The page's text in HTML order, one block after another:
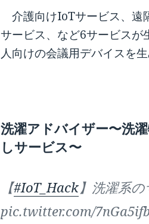
介護向けIoTサービス、遠
サービス、など6サービス
人向けの会議用デバイスを
洗濯アドバイザー〜洗
しサービス〜
【#IoT_Hack】洗濯系
pic.twitter.com/